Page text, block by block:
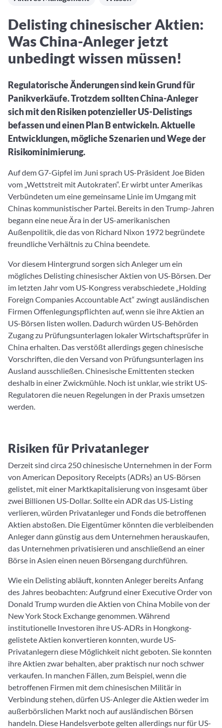
Fondswissen
Alles, was Sie zu Fonds und ETFs wissen müssen – so
investieren Sie richtig
Aktuelle Rankings und Beiträge zu den besten Fonds aus
2. Fonds auswählen
Fondsvergleich
Übersichtlich bis zu 10 Fonds aus über 35.000
Watchlist
Hier sind Ihre gemerkten Produkte und aktiven
Preis-/Performance-Alarme
3. Investieren
Eigene Portfolios und jene, denen Sie folgen
Finanzdienstleister
Informationen und Beiträge unserer Partner-
Finanzdienstleister
Community-Partner
Informationen und Beiträge unserer Community-
Webinar verpasst? Hier gibt es Aufnahmen unserer
Delisting chinesischer Aktien:
Was China-Anleger jetzt
unbedingt wissen müssen!
Regulatorische Änderungen sind kein Grund für
Panikverkäufe. Trotzdem sollten China-Anleger
sich mit den Risiken potenzieller US-Delistings
befassen und einen Plan B entwickeln. Aktuelle
Entwicklungen, mögliche Szenarien und Wege der
Risikominimierung.
Auf dem G7-Gipfel im Juni sprach US-Präsident Joe Biden
vom „Wettstreit mit Autokraten“. Er wirbt unter Amerikas
Verbündeten um eine gemeinsame Linie im Umgang mit
Chinas kommunistischer Partei. Bereits in den Trump-Jahren
begann eine neue Ära in der US-amerikanischen
Außenpolitik, die das von Richard Nixon 1972 begründete
freundliche Verhältnis zu China beendete.
Vor diesem Hintergrund sorgen sich Anleger um ein
mögliches Delisting chinesischer Aktien von US-Börsen. Der
im letzten Jahr vom US-Kongress verabschiedete „Holding
Foreign Companies Accountable Act“ zwingt ausländischen
Firmen Offenlegungspflichten auf, wenn sie ihre Aktien an
US-Börsen listen wollen. Dadurch würden US-Behörden
Zugang zu Prüfungsunterlagen lokaler Wirtschaftsprüfer in
China erhalten. Das verstößt allerdings gegen chinesische
Vorschriften, die den Versand von Prüfungsunterlagen ins
Ausland ausschließen. Chinesische Emittenten stecken
deshalb in einer Zwickmühle. Noch ist unklar, wie strikt US-
Regulatoren die neuen Regelungen in der Praxis umsetzen
werden.
Risiken für Privatanleger
Derzeit sind circa 250 chinesische Unternehmen in der Form
von American Depository Receipts (ADRs) an US-Börsen
gelistet, mit einer Marktkapitalisierung von insgesamt über
zwei Billionen US-Dollar. Sollte ein ADR das US-Listing
verlieren, würden Privatanleger und Fonds die betroffenen
Aktien abstoßen. Die Eigentümer könnten die verbleibenden
Anleger dann günstig aus dem Unternehmen herauskaufen,
das Unternehmen privatisieren und anschließend an einer
Börse in Asien einen neuen Börsengang durchführen.
Wie ein Delisting abläuft, konnten Anleger bereits Anfang
des Jahres beobachten: Aufgrund einer Executive Order von
Donald Trump wurden die Aktien von China Mobile von der
New York Stock Exchange genommen. Während
institutionelle Investoren ihre US-ADRs in Hongkong-
gelistete Aktien konvertieren konnten, wurde US-
Privatanlegern diese Möglichkeit nicht geboten. Sie konnten
ihre Aktien zwar behalten, aber praktisch nur noch schwer
verkaufen. In manchen Fällen, zum Beispiel, wenn die
betroffenen Firmen mit dem chinesischen Militär in
Verbindung stehen, dürfen US-Anleger die Aktien weder im
außerbörslichen Markt noch auf ausländischen Börsen
handeln. Diese Handelsverbote gelten allerdings nur für US-